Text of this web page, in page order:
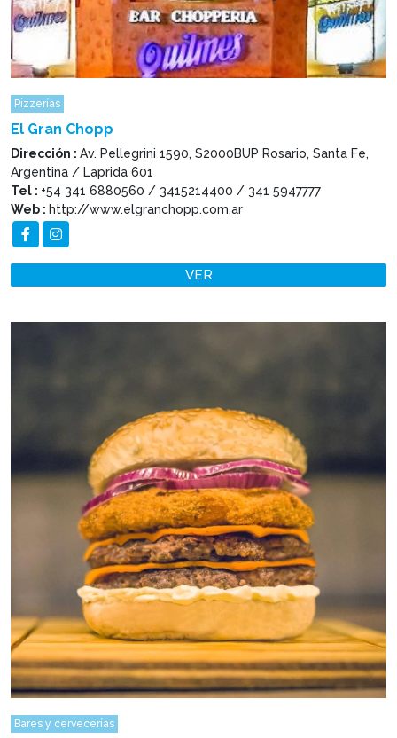
Pizzerías
El Gran Chopp
Dirección : Av. Pellegrini 1590, S2000BUP Rosario, Santa Fe,
Argentina / Laprida 601
Tel : +54 341 6880560 / 3415214400 / 341 5947777
Web : http://www.elgranchopp.com.ar
VER
Bares y cervecerías